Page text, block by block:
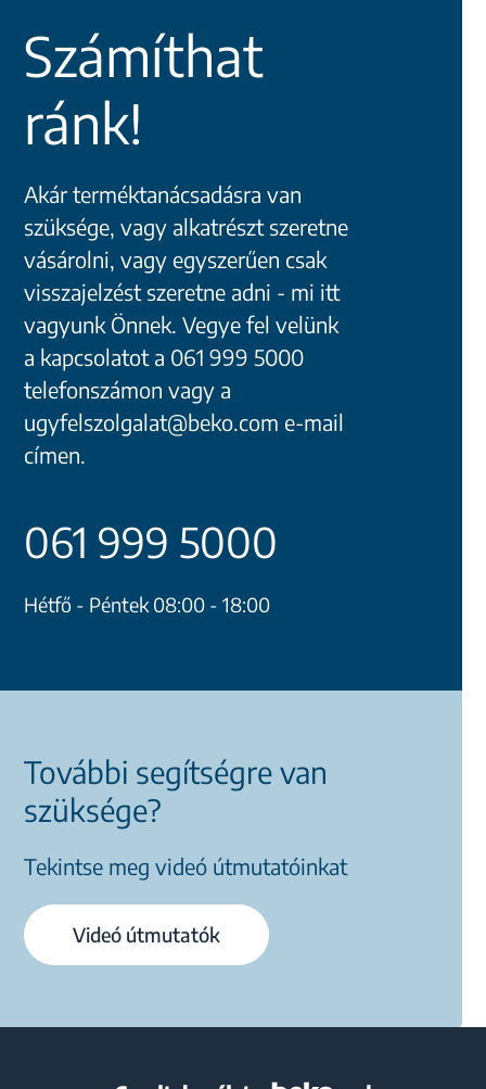
Számíthat
ránk!
Akár terméktanácsadásra van
szüksége, vagy alkatrészt szeretne
vásárolni, vagy egyszerűen csak
visszajelzést szeretne adni - mi itt
vagyunk Önnek. Vegye fel velünk
a kapcsolatot a 061 999 5000
telefonszámon vagy a
ugyfelszolgalat@beko.com e-mail
címen.
061 999 5000
Hétfő - Péntek 08:00 - 18:00
További segítségre van
szüksége?
Tekintse meg videó útmutatóinkat
Videó útmutatók